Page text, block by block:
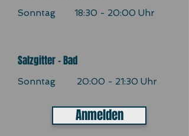
Sonntag 18:30 - 20:00 Uhr
Salzgitter - Bad
Sonntag 20:00 - 21:30 Uhr
Anmelden